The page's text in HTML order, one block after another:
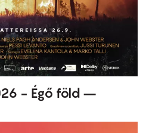
- Égő föld –